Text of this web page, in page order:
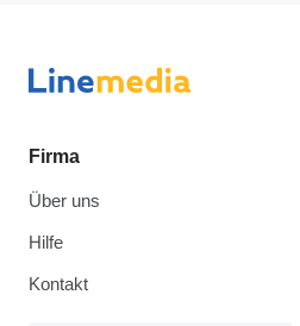
Firma
Über uns
Hilfe
Kontakt